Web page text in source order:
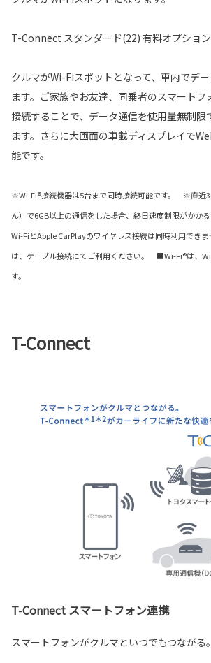
T-Connect スタンダード(22) 有料オプション
クルマがWi-Fiスポットとなって、車内でデ
ます。ご家族やお友達、同乗者のスマートフ
接続することで、データ通信を使用量無制限
ます。さらに大画面の車載ディスプレイで
能です。
※Wi-Fi®接続機器は5台まで同時接続可能です。 ※直近3
ん）で6GB以上の通信をした場合、終日速度制限がか
Wi-FiとApple CarPlayのワイヤレス接続は同時利用でき
は、ケーブル接続にてご利用ください。 ■Wi-Fi®は、
す。
T-Connect
T-Connect スマートフォン連携
スマートフォンがクルマといつでもつながる。